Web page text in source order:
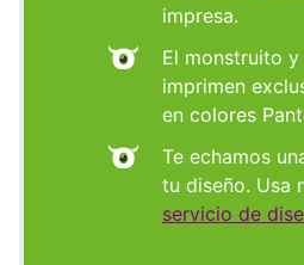
impresa.
El monstruito
imprimen
en colores
Te echamos
tu diseño. Usa
servicio de